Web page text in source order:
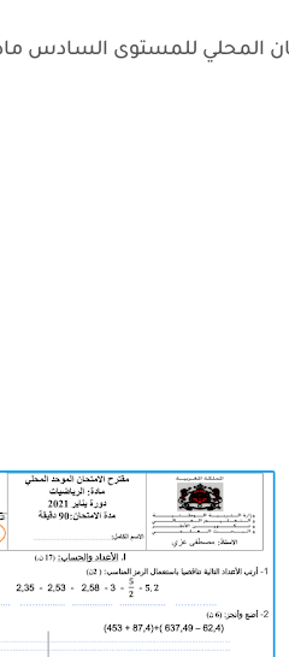
المحلي للمستوى السادس مادة